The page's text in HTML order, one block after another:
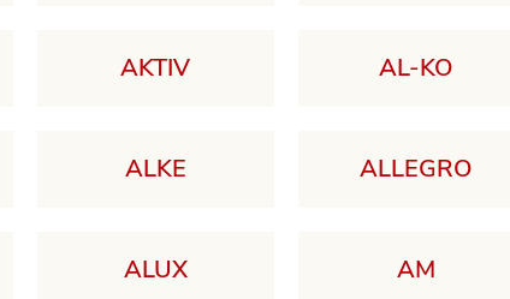
AKTIV AL-KO
ALKE ALLEGRO
ALUX AM